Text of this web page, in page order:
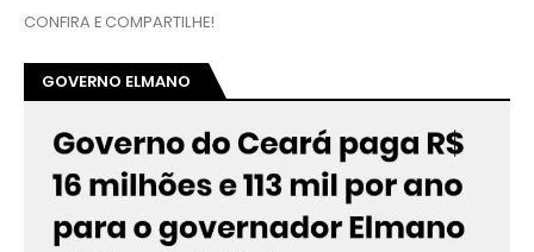
CONFIRA E COMPARTILHE!
GOVERNO ELMANO